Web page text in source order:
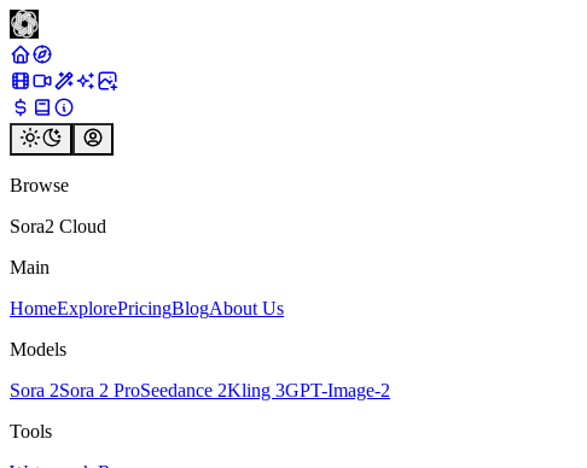
Browse
Sora2 Cloud
Main
HomeExplorePricingBlogAbout Us
Models
Sora 2Sora 2 ProSeedance 2Kling 3GPT-Image-2
Tools